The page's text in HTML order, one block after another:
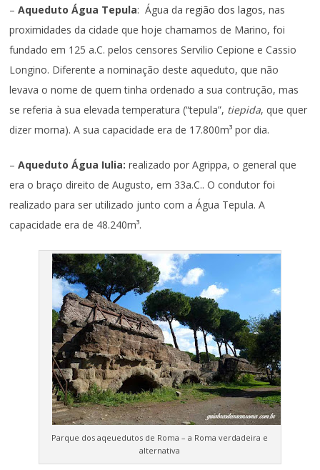
–Aqueduto Água Tepula: Água daregião dos lagos, nas
proximidades da cidade que hoje chamamos de Marino, foi
fundado em 125 a.C. pelos censores Servilio Cepione e Cassio
Longino. Diferente a nominação deste aqueduto, que não
levava o nome de quem tinha ordenado a sua contrução, mas
se referia à sua elevada temperatura (“tepula”, tiepida, que quer
dizer morna). A sua capacidade era de 17.800m³ por dia.
–Aqueduto Água Iulia: realizado por Agrippa, o general que
era o braço direito de Augusto, em 33a.C.. O condutor foi
realizado para ser utilizado junto com a Água Tepula. A
capacidade era de 48.240m³.
Parque dos aqeuedutos de Roma – a Roma verdadeira e
alternativa